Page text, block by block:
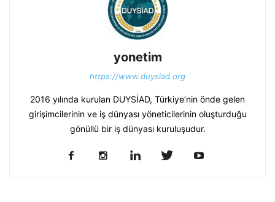
yonetim
https://www.duysiad.org
2016 yılında kurulan DUYSİAD, Türkiye’nin önde gelen
girişimcilerinin ve iş dünyası yöneticilerinin oluşturduğu
gönüllü bir iş dünyası kuruluşudur.